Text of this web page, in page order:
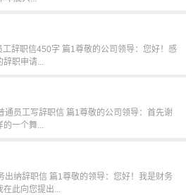
辞职信450字 篇1尊敬的公司领导：您好！感
辞职申请...
通员工写辞职信 篇1尊敬的公司领导：首先谢
的一个舞...
出纳辞职信 篇1尊敬的领导：您好！我是财务
此向您提出...